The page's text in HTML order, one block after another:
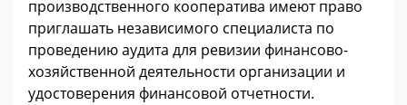
производственного кооператива имеют право
приглашать независимого специалиста по
проведению аудита для ревизии финансово-
хозяйственной деятельности организации и
удостоверения финансовой отчетности.